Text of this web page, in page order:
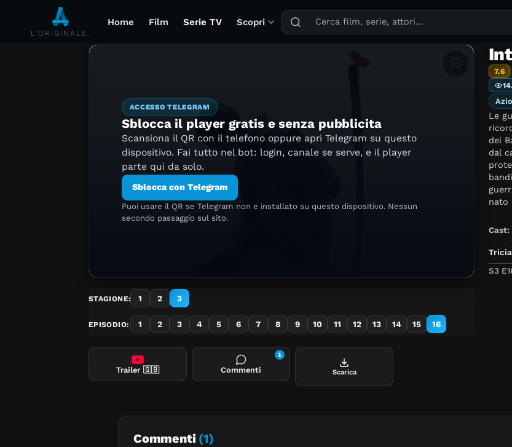
L'ORIGINALE.
Home Film Serie TV Scopri
Puoi cercare film, serie TV, attori, registi,
ACCESSO TELEGRAM
Sblocca il player gratis e senza pubblicita
Scansiona il QR con il telefono oppure apri Telegram su questo
dispositivo. Fai tutto nel bot: login, canale se serve, e il player
parte qui da solo.
Sblocca con Telegram
Puoi usare il QR se Telegram non e installato su questo dispositivo. Nessun
secondo passaggio sul sito.
Aggiungi in
STAGIONE: 1 2 3
EPISODIO: 1 2 3 4 5 6 7 8 9 10 11 12 13 14 15 16
7.6
Le
dei
dal
nato
Cast:
S3
Trailer 🇬🇧 Commenti
1
Scarica
Commenti (1)